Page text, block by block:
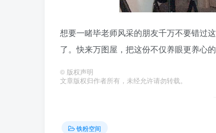
想要一睹毕老师风采的朋友千万不要错过
了。快来万图屋，把这份不仅养眼更养心
© 版权声明
文章版权归作者所有，未经允许请勿转载。
铁粉空间